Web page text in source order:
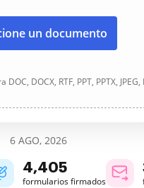
un documento
DOCX, RTF, PPT, PPTX, JPEG,
6 AGO, 2026
4,405
formularios firmados